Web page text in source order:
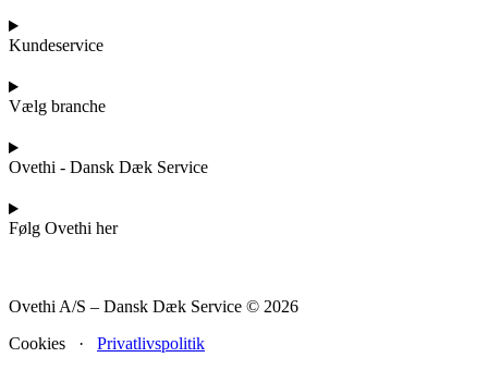
Kundeservice
Vælg branche
Ovethi - Dansk Dæk Service
Følg Ovethi her
Ovethi A/S – Dansk Dæk Service © 2026
Cookies · Privatlivspolitik